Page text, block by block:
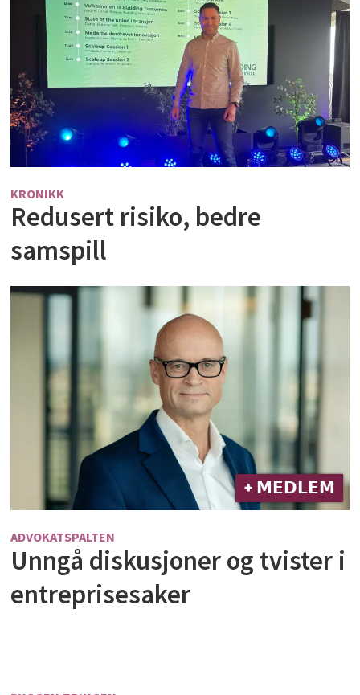
KRONIKK
Redusert risiko, bedre
samspill
+ 𝗠𝗘𝗗𝗟𝗘𝗠
ADVOKATSPALTEN
Unngå diskusjoner og tvister i
entreprisesaker